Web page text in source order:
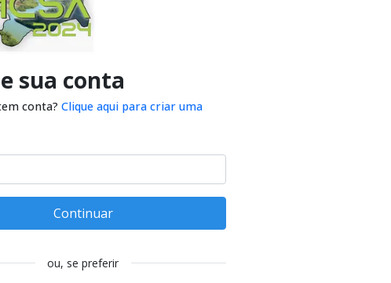
sua conta
conta? Clique aqui para criar uma
Continuar
ou, se preferir